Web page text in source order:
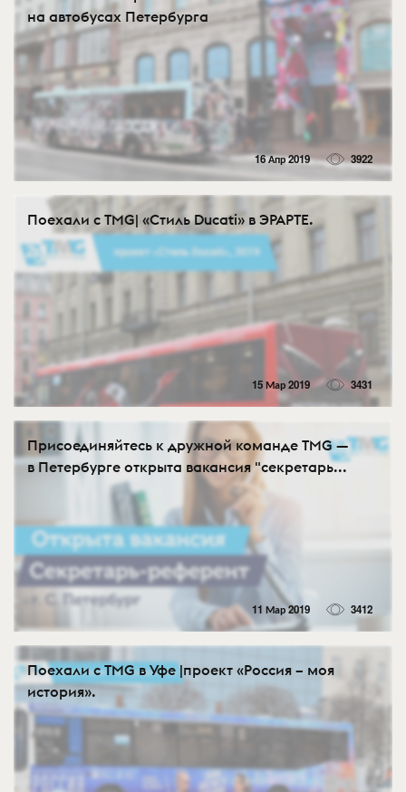
на автобусах Петербурга
16 Апр 2019 3922
Поехали с TMG| «Стиль Ducati» в ЭРАРТЕ.
15 Мар 2019 3431
Присоединяйтесь к дружной команде TMG —
в Петербурге открыта вакансия "секретарь...
11 Мар 2019 3412
Поехали с TMG в Уфе |проект «Россия – моя
история».